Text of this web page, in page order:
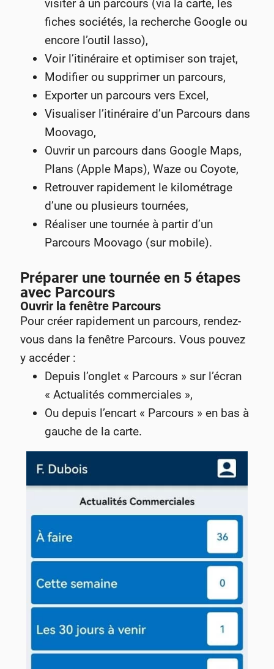
visiter à un parcours (via la carte, les
fiches sociétés, la recherche Google ou
encore l’outil lasso),
Voir l’itinéraire et optimiser son trajet,
Modifier ou supprimer un parcours,
Exporter un parcours vers Excel,
Visualiser l’itinéraire d’un Parcours dans
Moovago,
Ouvrir un parcours dans Google Maps,
Plans (Apple Maps), Waze ou Coyote,
Retrouver rapidement le kilométrage
d’une ou plusieurs tournées,
Réaliser une tournée à partir d’un
Parcours Moovago (sur mobile).
Préparer une tournée en 5 étapes
avec Parcours
Ouvrir la fenêtre Parcours
Pour créer rapidement un parcours, rendez-
vous dans la fenêtre Parcours. Vous pouvez
y accéder :
Depuis l’onglet « Parcours » sur l’écran
« Actualités commerciales »,
Ou depuis l’encart « Parcours » en bas à
gauche de la carte.